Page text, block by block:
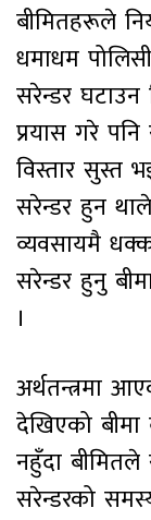
बीमितहरूले
धमाधम
सरेन्डर
प्रयास गरे
विस्तार सुस्त
सरेन्डर हुन
व्यवसायमै
सरेन्डर हुनु
।
अर्थतन्त्रमा
देखिएको
नहुँदा
सरेन्डरको